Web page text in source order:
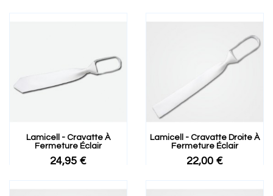
Lamicell - Cravatte À
Fermeture Éclair
24,95 €
Lamicell - Cravatte Droite À
Fermeture Éclair
22,00 €